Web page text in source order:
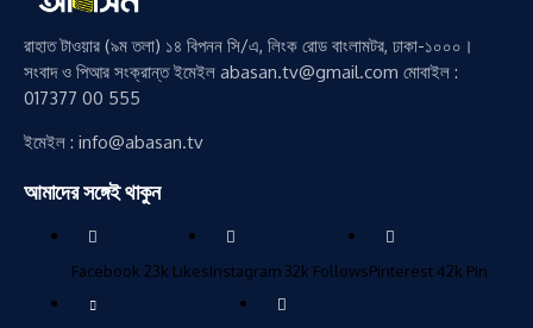
রাহাত টাওয়ার (৯ম তলা) ১৪ বিপনন সি/এ, লিংক রোড বাংলামটর, ঢাকা-১০০০।
সংবাদ ও পিআর সংক্রান্ত ইমেইল abasan.tv@gmail.com মোবাইল :
017377 00 555
ইমেইল : info@abasan.tv
আমাদের সঙ্গেই থাকুন
Facebook 23k LikesInstagram 32k FollowsPinterest42k Pin